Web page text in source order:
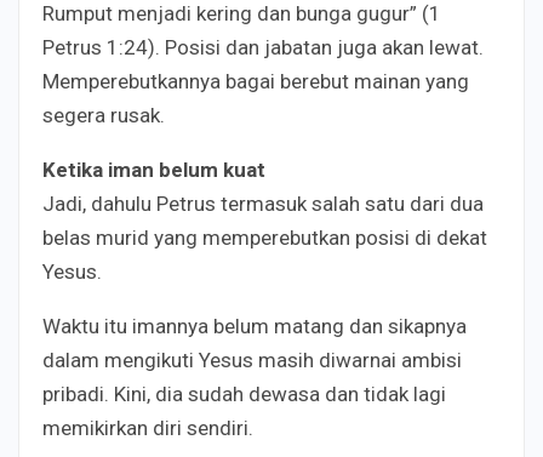
Rumput menjadi kering dan bunga gugur” (1
Petrus 1:24). Posisi dan jabatan juga akan lewat.
Memperebutkannya bagai berebut mainan yang
segera rusak.
Ketika iman belum kuat
Jadi, dahulu Petrus termasuk salah satu dari dua
belas murid yang memperebutkan posisi di dekat
Yesus.
Waktu itu imannya belum matang dan sikapnya
dalam mengikuti Yesus masih diwarnai ambisi
pribadi. Kini, dia sudah dewasa dan tidak lagi
memikirkan diri sendiri.